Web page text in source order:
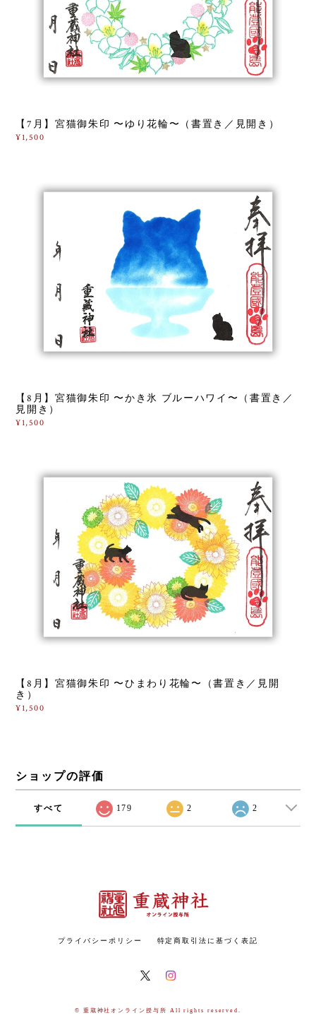
【7月】宮猫御朱印 〜ゆり花輪〜（書置き／見開き）
¥1,500
【8月】宮猫御朱印 〜かき氷 ブルーハワイ〜（書置き／
見開き）
¥1,500
【8月】宮猫御朱印 〜ひまわり花輪〜（書置き／見開
き）
¥1,500
ショップの評価
すべて 179 2 2
プライバシーポリシー 特定商取引法に基づく表記
© 重蔵神社オンライン授与所 All rights reserved.